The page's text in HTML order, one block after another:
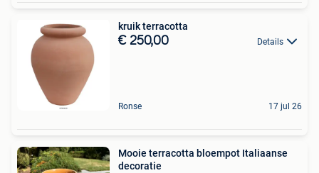
kruik terracotta
€ 250,00 Details
Ronse 17 jul 26
Mooie terracotta bloempot Italiaanse
decoratie